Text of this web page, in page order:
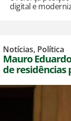
digital e
Notícias, Política
Mauro
de residências